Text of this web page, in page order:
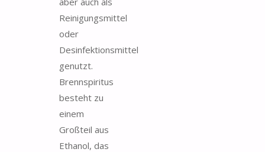
Reinigungsmittel
oder
Desinfektionsmittel
genutzt.
Brennspiritus
besteht zu
einem
Großteil aus
Ethanol, das